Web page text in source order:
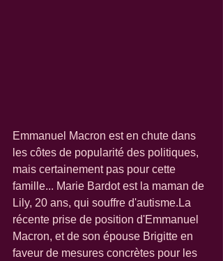
Emmanuel Macron est en chute dans
les côtes de popularité des politiques,
mais certainement pas pour cette
famille... Marie Bardot est la maman de
Lily, 20 ans, qui souffre d'autisme.La
récente prise de position d'Emmanuel
Macron, et de son épouse Brigitte en
faveur de mesures concrètes pour les